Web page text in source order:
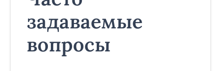
задаваемые
вопросы